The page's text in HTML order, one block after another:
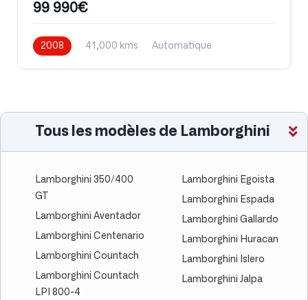
99 990€
2008 41,000 kms
Automatique
Tous les modèles de Lamborghini
Lamborghini 350/400
GT
Lamborghini Aventador
Lamborghini Centenario
Lamborghini Countach
Lamborghini Countach
LPI 800-4
Lamborghini Egoista
Lamborghini Espada
Lamborghini Gallardo
Lamborghini Huracan
Lamborghini Islero
Lamborghini Jalpa